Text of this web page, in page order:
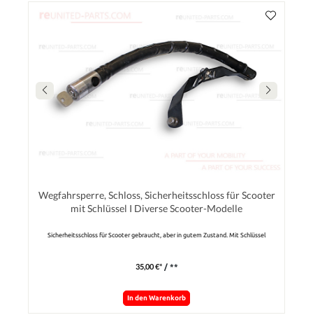
Wegfahrsperre, Schloss, Sicherheitsschloss für Scooter
mit Schlüssel I Diverse Scooter-Modelle
Sicherheitsschloss für Scooter gebraucht, aber in gutem Zustand. Mit Schlüssel
35,00 €* / **
In den Warenkorb